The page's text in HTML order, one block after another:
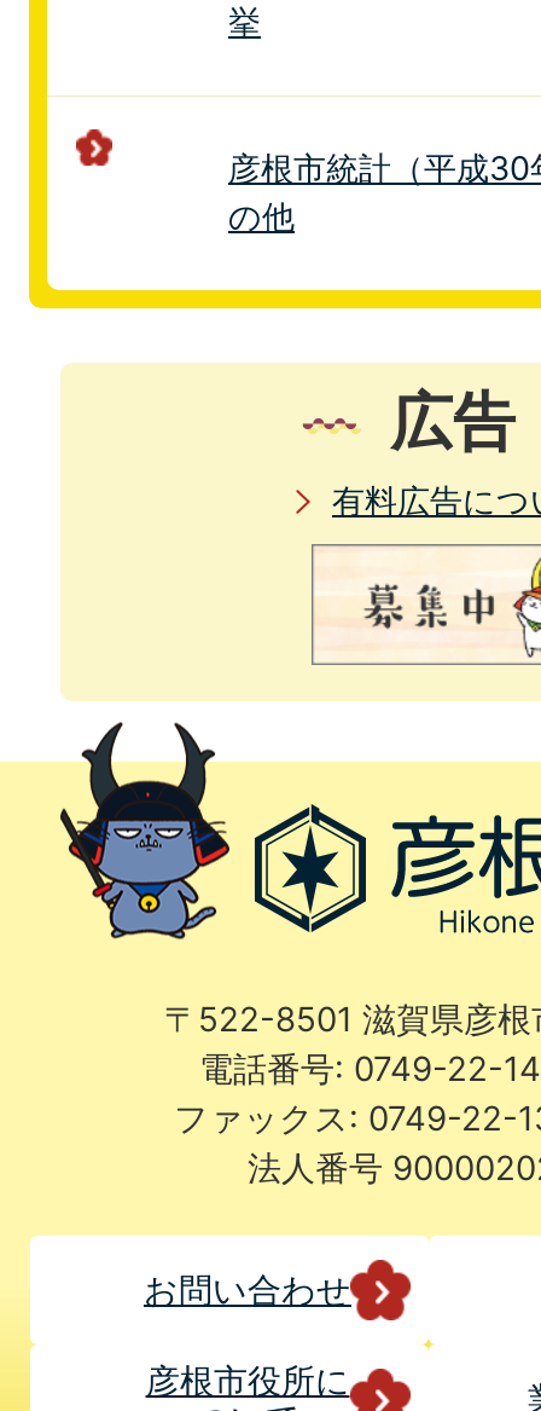
挙
彦根市統計（平成
の他
広告
有料広告につ
〒522-8501 滋賀県彦
電話番号: 0749-22-
ファックス: 0749-22-
法人番号
お問い合わせ
彦根市役所に